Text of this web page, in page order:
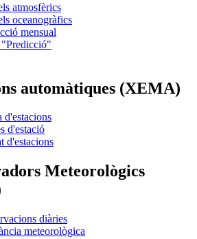
atmosfèrics
oceanogràfics
mensual
automàtiques (XEMA)
d'estacions
d'estació
d'estacions
Meteorològics
diàries
meteorològica